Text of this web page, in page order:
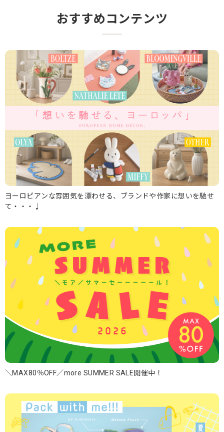
おすすめコンテンツ
ヨーロピアンな雰囲気を漂わせる、ブランドや作家に想いを馳せ
て・・・♩
＼MAX80％OFF／more SUMMER SALE開催中！